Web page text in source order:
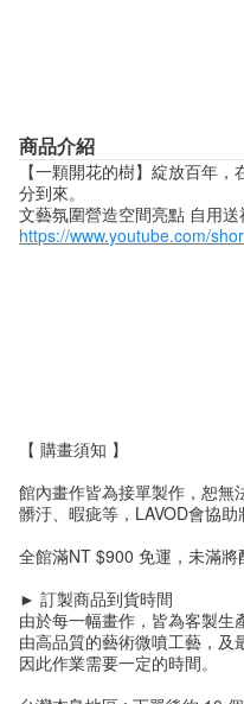
商品介紹
【一顆開花的樹】綻放百年
分到來。
文藝氛圍營造空間亮點 自用
https://www.youtube.com/
【 購畫須知 】
館內畫作皆為接單製作，恕無
髒汙、暇疵等，LAVOD會協助
全館滿NT $900 免運，未滿將
► 訂製商品到貨時間
由於每一幅畫作，皆為客製
由高品質的藝術微噴工藝，及
因此作業需要一定的時間。